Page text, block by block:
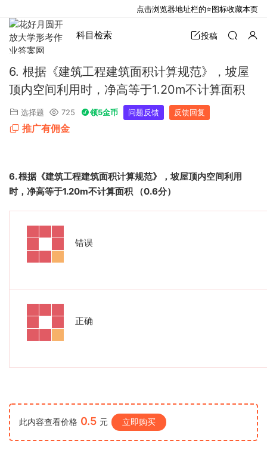
科目检索 投稿
6. 根据《建筑工程建筑面积计算规范》，坡屋
顶内空间利用时，净高等于1.20m不计算面积
选择题 725 领5金币 问题反馈 反馈回复
推广有佣金
6.根据《建筑工程建筑面积计算规范》，坡屋顶内空间利用
时，净高等于1.20m不计算面积 （0.6分）
错误
正确
此内容查看价格 0.5 元 立即购买
点击浏览器地址栏的⭐图标收藏本页